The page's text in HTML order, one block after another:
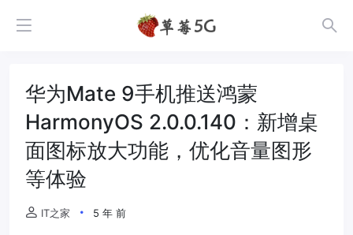
华为Mate 9手机推送鸿蒙
HarmonyOS 2.0.0.140：新增桌
面图标放大功能，优化音量图形
等体验
IT之家 5 年 前